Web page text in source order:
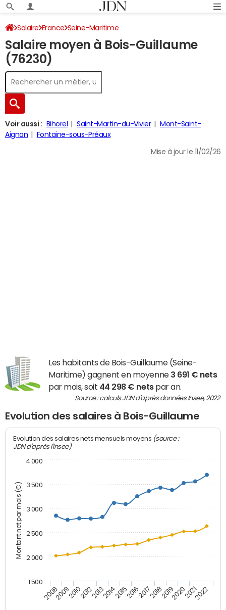
Salaire France Seine-Maritime
Salaire moyen à Bois-Guillaume
(76230)
Voir aussi : Bihorel Saint-Martin-du-Vivier
Mont-Saint-
Aignan
Fontaine-sous-Préaux
Mise à jour le 11/02/26
Les habitants de Bois-Guillaume (Seine-
Maritime) gagnent en moyenne 3 691 € nets
par mois, soit 44 298 € netspar an.
Source : calculs JDN d'après données Insee, 2022
Evolution des salaires à Bois-Guillaume
Montant net par mois (€)
Evolution des salaires nets mensuels moyens (source :
JDN d'après l'Insee)
20082009201020122013201420152016201720182019202020212022
1 500
2 000
2 500
3 000
3 500
4 000